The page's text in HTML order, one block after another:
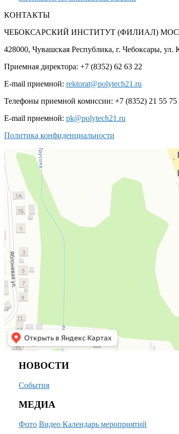
КОНТАКТЫ
ЧЕБОКСАРСКИЙ ИНСТИТУТ (ФИЛИАЛ)
428000, Чувашская Республика, г. Чебоксары, ул.
Приемная директора: +7 (8352) 62 63 22
E-mail приемной: rektorat@polytech21.ru
Телефоны приемной комиссии: +7 (8352) 21 55 75
E-mail приемной: pk@polytech21.ru
Политика конфиденциальности
НОВОСТИ
События
МЕДИА
Фото Видео Календарь мероприятий